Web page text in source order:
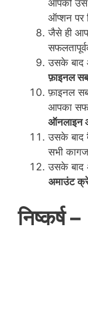
आपको उस
ऑप्शन पर
जैसे ही
उसके बाद
फ़ाइनल
फ़ाइनल
आपका
ऑनलाइन
उसके बाद
सभी
उसके बाद
अमाउंट
निष्कर्ष –